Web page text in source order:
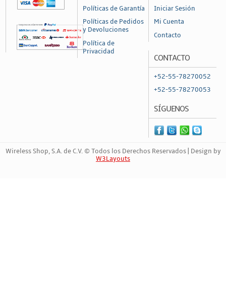
Políticas de Garantía
Políticas de Pedidos
y Devoluciones
Política de
Privacidad
Iniciar Sesión
Mi Cuenta
Contacto
CONTACTO
+52-55-78270052
+52-55-78270053
SÍGUENOS
Wireless Shop, S.A. de C.V. © Todos los Derechos Reservados | Design by
W3Layouts